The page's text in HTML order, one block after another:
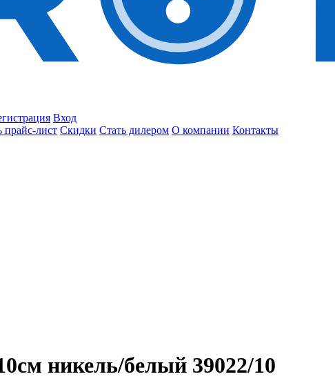
Вход
прайс-лист Скидки Стать дилером О компании Контакты
никель/белый 39022/10